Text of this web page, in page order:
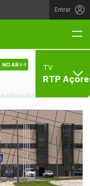
Entrar
NO AR TV
RTP